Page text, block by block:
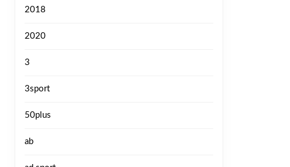
2018
2020
3
3sport
50plus
ab